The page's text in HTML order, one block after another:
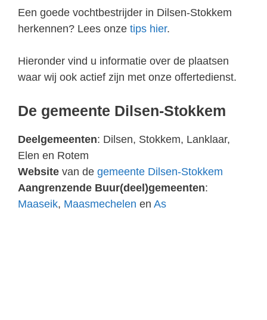
Een goede vochtbestrijder in Dilsen-Stokkem
herkennen? Lees onze tips hier.
Hieronder vind u informatie over de plaatsen
waar wij ook actief zijn met onze offertedienst.
De gemeente Dilsen-Stokkem
Deelgemeenten: Dilsen, Stokkem, Lanklaar,
Elen en Rotem
Website van de gemeente Dilsen-Stokkem
Aangrenzende Buur(deel)gemeenten:
Maaseik, Maasmechelen en As